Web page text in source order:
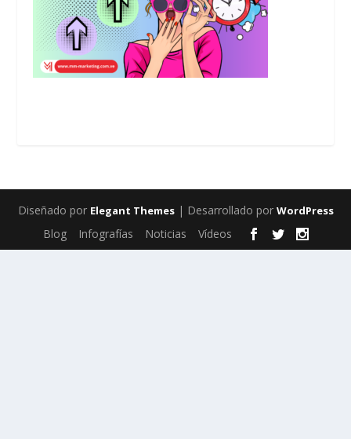
Diseñado por Elegant Themes| Desarrollado por WordPress
Blog Infografías Noticias Vídeos